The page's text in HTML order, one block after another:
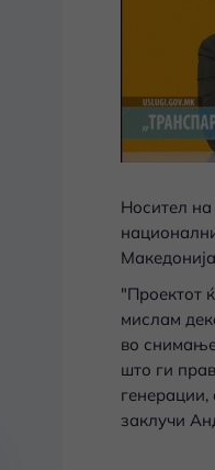
Носител
"Проектот
мислам
во
што ги
генерации,
заклучи